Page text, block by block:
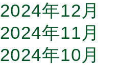
2024年12月
2024年11月
2024年10月